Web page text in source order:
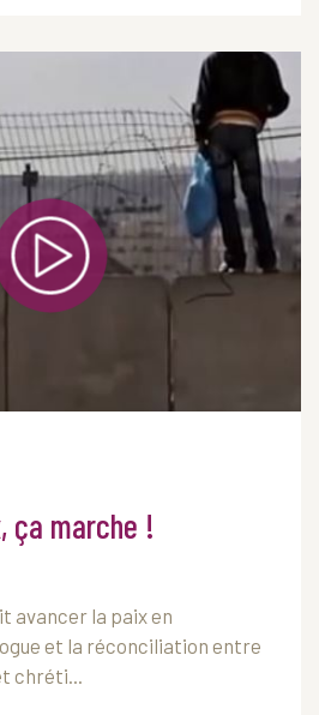
ça marche !
avancer la paix en
et la réconciliation entre
chréti...